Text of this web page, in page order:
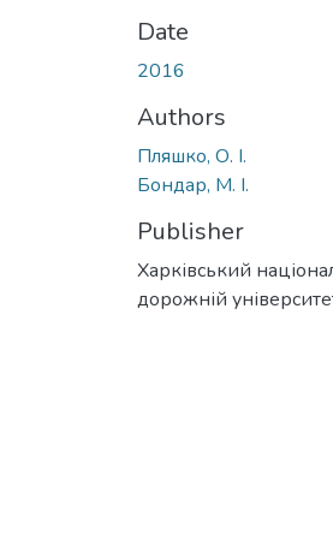
Date
2016
Authors
Пляшко, О. І.
Бондар, М. І.
Publisher
Харківський
дорожній